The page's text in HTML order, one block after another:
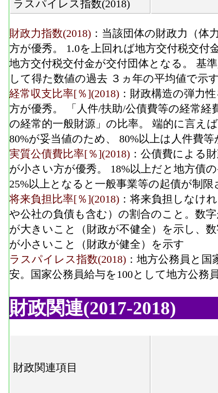
ラスパイレス指数(2018)
財政力指数(2018) ：当該団体の財政力（体
方が優秀。 1.0を上回れば地方交付税交付
地方交付税交付金が交付団体となる。 基
して得た数値の過去 ３ヵ年の平均値で示
経常収支比率[％](2018) ：財政構造の弾力
方が優秀。 「人件/扶助/公債費等の経常経
の経常的一般財源」の比率。 端的に言え
80%が妥当値のため、 80%以上は人件費
実質公債費比率[％](2018) ：公債費による
が小さい方が優秀。 18%以上だと地方債
25%以上となると一般事業等の起債が制限
将来負担比率[％](2018) ：将来負担しなけ
や公社の負債も含む）の割合のこと。数
が大きいこと（財政が不健全）を示し、
が小さいこと（財政が健全）を示す
ラスパイレス指数(2018) ：地方公務員と
安。国家公務員給与を100として地方公務
財政関連(2017-2018)
財政関連項目